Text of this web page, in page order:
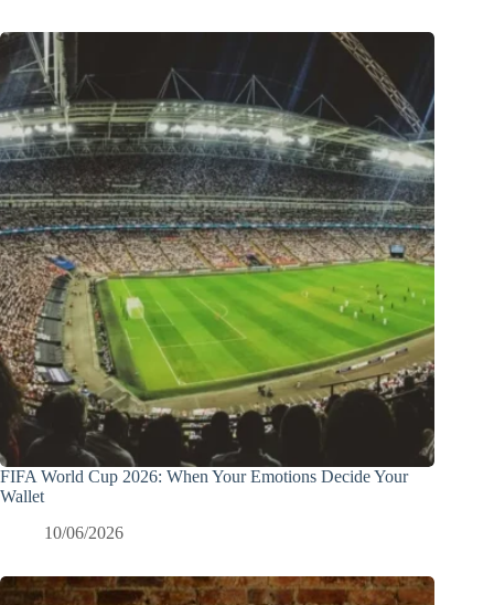
FIFA World Cup 2026: When Your Emotions Decide Your
Wallet
10/06/2026